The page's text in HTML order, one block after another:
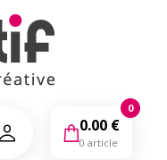
0
0.00 €
0 article